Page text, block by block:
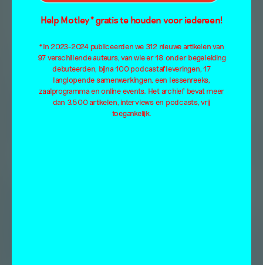
Help Motley* gratis te houden voor iedereen!
*In 2023-2024 publiceerden we 312 nieuwe artikelen van
97 verschillende auteurs, van wie er 18 onder begeleiding
debuteerden, bijna 100 podcastafleveringen, 17
langlopende samenwerkingen, een lessenreeks,
zaalprogramma en online events. Het archief bevat meer
dan 3.500 artikelen, interviews en podcasts, vrij
toegankelijk.